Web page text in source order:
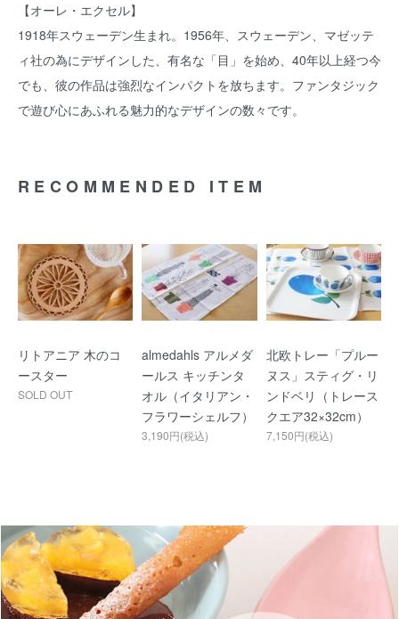
【オーレ・エクセル】
1918年スウェーデン生まれ。1956年、スウェーデン、マゼッテ
ィ社の為にデザインした、有名な「目」を始め、40年以上経つ今
でも、彼の作品は強烈なインパクトを放ちます。ファンタジック
で遊び心にあふれる魅力的なデザインの数々です。
RECOMMENDED ITEM
リトアニア 木のコ
ースター
SOLD OUT
almedahls アルメダ
ールス キッチンタ
オル（イタリアン・
フラワーシェルフ）
3,190円(税込)
北欧トレー「プルー
ヌス」スティグ・リ
ンドベリ（トレース
クエア32×32cm）
7,150円(税込)